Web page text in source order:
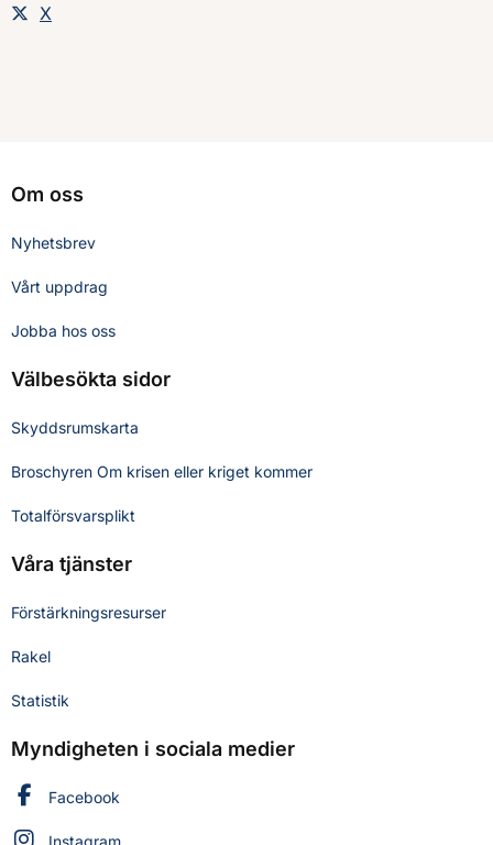
Dela sidan på
X
Om oss
Nyhetsbrev
Vårt uppdrag
Jobba hos oss
Välbesökta sidor
Skyddsrumskarta
Broschyren Om krisen eller kriget kommer
Totalförsvarsplikt
Våra tjänster
Förstärkningsresurser
Rakel
Statistik
Myndigheten i sociala medier
Myndigheten för civilt försvar på
Facebook
Myndigheten för civilt försvar på
Instagram